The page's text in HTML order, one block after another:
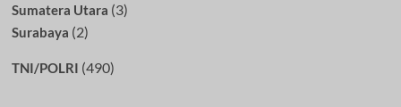
Sumatera Utara (3)
Surabaya (2)
TNI/POLRI (490)